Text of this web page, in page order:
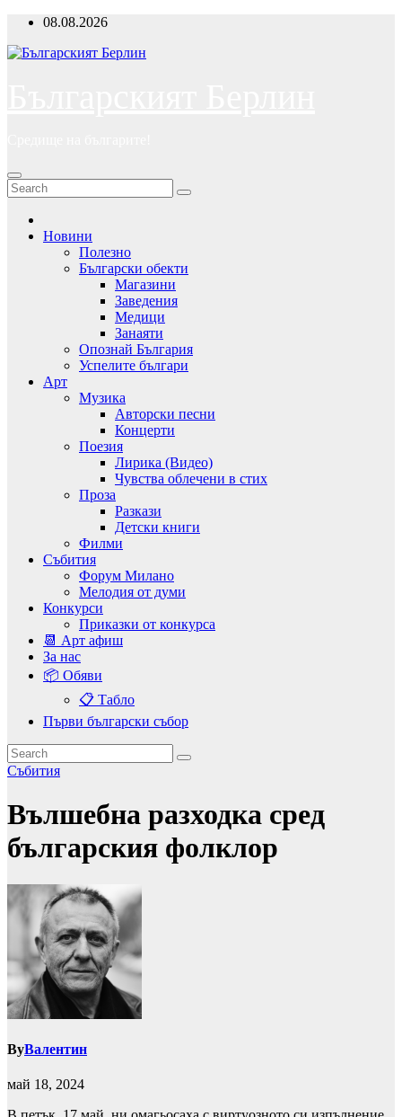
Skip
content
08.08.2026
Новини
Полезно
Български обекти
Магазини
Заведения
Медици
Занаяти
Опознай България
Успелите българи
Арт
Музика
Авторски песни
Концерти
Поезия
Лирика (Видео)
Чувства облечени в стих
Проза
Разкази
Детски книги
Филми
Събития
Форум Милано
Мелодия от думи
Конкурси
Приказки от конкурса
📆 Арт афиш
За нас
📦 Обяви
📋 Табло
Първи български събор
Събития
Вълшебна разходка сред
българския фолклор
ByВалентин
май 18, 2024